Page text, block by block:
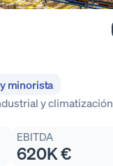
minorista
y climatización
EBITDA
620K €